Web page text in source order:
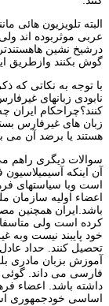
البته تلویزیون هائی
عربی موثربوده اند
درشیخ نشین
گوش بکنند وازطریق
با توجه به نکاتی که
نابودی زبانهای
کنند؟چراحکام ایران
زبان های غیرفارس
هستند یا برضد آن می
سوالات دیگری راهم
آن اینکه
است وبا سیاستهای
اعضاء اولیه
باشد.ایران همچنین
کرده است ولی
خود پایبند نیست وبه
تحصیل کنند. حداد
آموزش بزبان مادری
فارسی می داند. گوئی
داشته باشد. اعضاء
اساسی خودجمهوری